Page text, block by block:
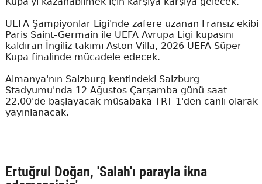
UEFA Şampiyonlar Ligi'nde zafere uzanan Fransız ekibi
Paris Saint-Germain ile UEFA Avrupa Ligi kupasını
kaldıran İngiliz takımı Aston Villa, 2026 UEFA Süper
Kupa finalinde mücadele edecek.
Almanya'nın Salzburg kentindeki Salzburg
Stadyumu'nda 12 Ağustos Çarşamba günü saat
22.00'de başlayacak müsabaka TRT 1'den canlı olarak
yayınlanacak.
Ertuğrul Doğan, 'Salah'ı parayla ikna